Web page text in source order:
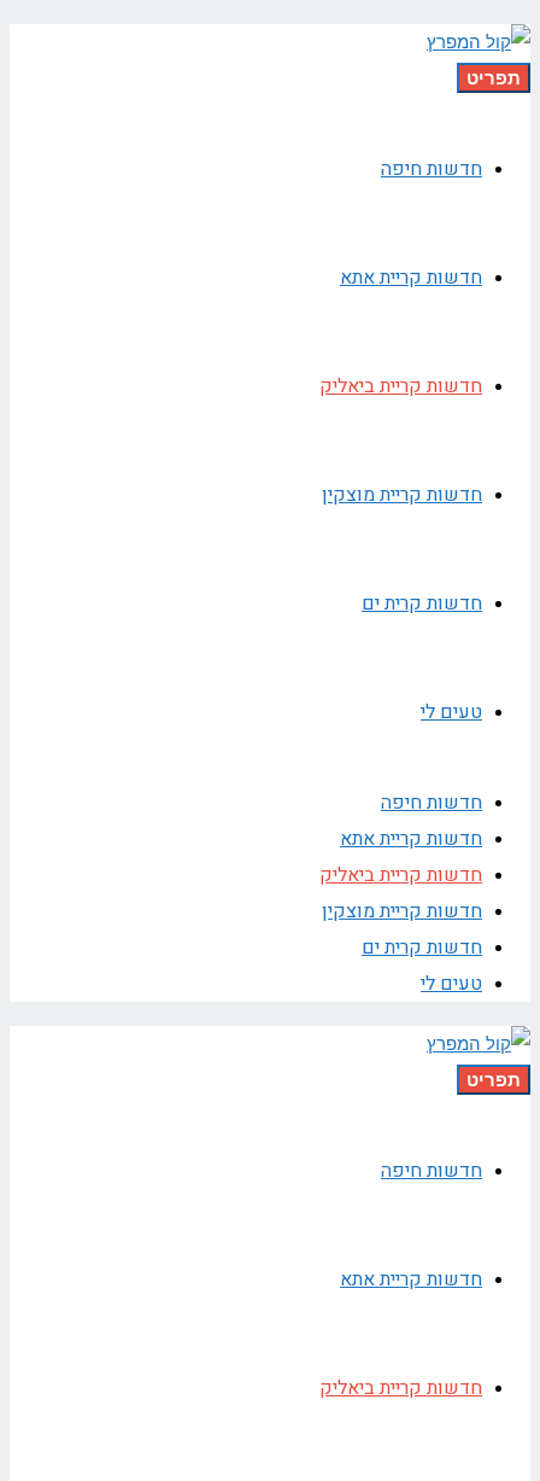
תפריט
חדשות חיפה
חדשות קריית אתא
חדשות קריית ביאליק
חדשות קריית מוצקין
חדשות קרית ים
טעים לי
חדשות חיפה
חדשות קריית אתא
חדשות קריית ביאליק
חדשות קריית מוצקין
חדשות קרית ים
טעים לי
תפריט
חדשות חיפה
חדשות קריית אתא
חדשות קריית ביאליק